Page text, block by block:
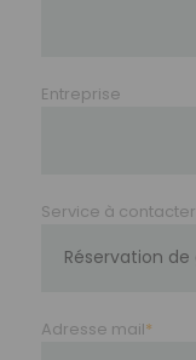
Entreprise
Service à contacter
Adresse mail*